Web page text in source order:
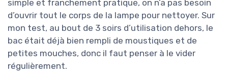
simple et franchement pratique, on n’a pas besoin
d’ouvrir tout le corps de la lampe pour nettoyer. Sur
mon test, au bout de 3 soirs d’utilisation dehors, le
bac était déjà bien rempli de moustiques et de
petites mouches, donc il faut penser à le vider
régulièrement.